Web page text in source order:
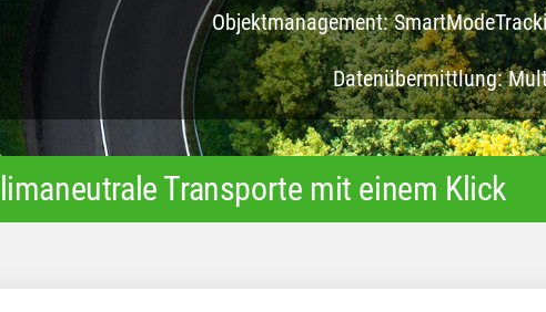
Objektmanagement:
Datenübermittlung:
Transporte mit einem Klick